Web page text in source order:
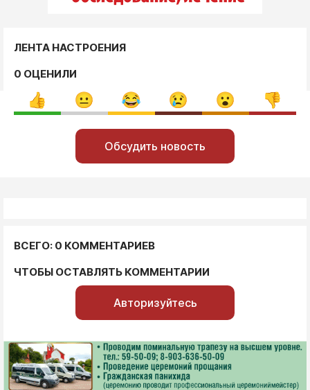
ЛЕНТА НАСТРОЕНИЯ
0 ОЦЕНИЛИ
Обсудить новость
ВСЕГО: 0 КОММЕНТАРИЕВ
ЧТОБЫ ОСТАВЛЯТЬ КОММЕНТАРИИ
Авторизуйтесь